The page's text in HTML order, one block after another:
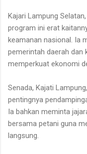
Kajari Lampung
program ini erat
keamanan nasional. Ia
pemerintah daerah dan
memperkuat ekonomi
Senada, Kajati
pentingnya
Ia bahkan meminta
bersama petani guna
langsung.